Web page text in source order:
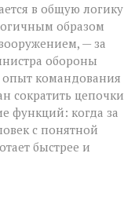
в общую логику
образом
— за
обороны
командования
сократить цепочки
функций: когда за
с понятной
быстрее и